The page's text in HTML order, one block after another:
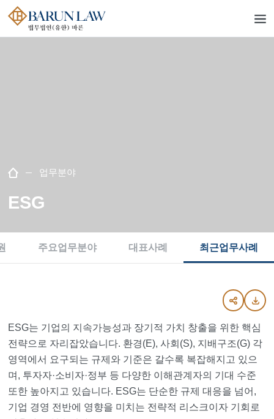
업무분야
ESG
주요업무분야 대표사례 최근업무사례
ESG는 기업의 지속가능성과 장기적 가치 창출을 위한 핵심
전략으로 자리잡았습니다. 환경(E), 사회(S), 지배구조(G) 각
영역에서 요구되는 규제와 기준은 갈수록 복잡해지고 있으
며, 투자자·소비자·정부 등 다양한 이해관계자의 기대 수준
또한 높아지고 있습니다. ESG는 단순한 규제 대응을 넘어,
기업 경영 전반에 영향을 미치는 전략적 리스크이자 기회로